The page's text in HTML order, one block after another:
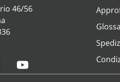
46/56